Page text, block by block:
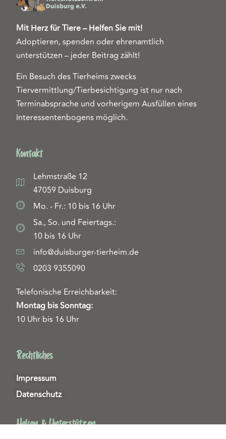
Mit Herz für Tiere – Helfen Sie mit!
Adoptieren, spenden oder ehrenamtlich
unterstützen – jeder Beitrag zählt!
Ein Besuch des Tierheims zwecks
Tiervermittlung/Tierbesichtigung ist nur nach
Terminabsprache und vorherigem Ausfüllen eines
Interessentenbogens möglich.
Kontakt
Lehmstraße 12
47059 Duisburg
Mo. - Fr.: 10 bis 16 Uhr
Sa., So. und Feiertags.:
10 bis 16 Uhr
info@duisburger-tierheim.de
0203 9355090
Telefonische Erreichbarkeit:
Montag bis Sonntag:
10 Uhr bis 16 Uhr
Rechtliches
Impressum
Datenschutz
Helfen & Unterstützen